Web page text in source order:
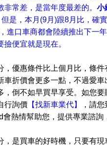
非常差，是當年度最差的。 小
但是，本月(9月)跟8月比，確
進口車商都會陸續推出下一
撿便宜就是現在。
，優惠條件比上個月比，條件
車折價會更多一點，不過愛
，倒不如早買早享受。如您
行詢價【找新車業代】 ，請
會熱情幫助您，提供專業諮詢
，是買車的好時機，只要有